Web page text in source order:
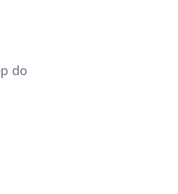
do